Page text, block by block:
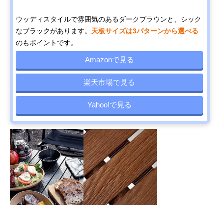
ウッディスタイルで雰囲気のあるダークブラウンと、シック
なブラックがあります。 天板サイズは3パターンから選べる
のもポイントです。
Amazonで見る
楽天市場で見る
Yahoo!で見る